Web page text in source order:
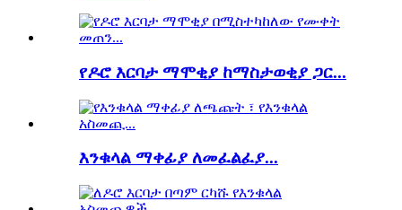
የዶሮ እርባታ ማሞቂያ ከማስታወቂያ ጋር...
እንቁላል ማቀፊያ ለመፈልፈያ...